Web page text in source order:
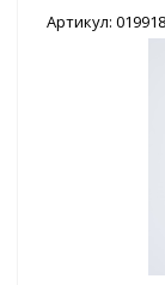
Артикул: 019918